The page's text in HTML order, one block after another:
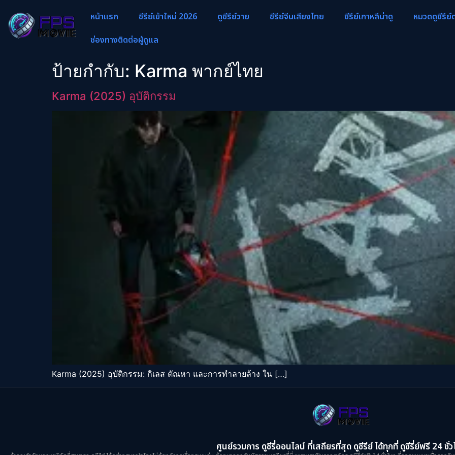
หน้าแรก ซีรีย์เข้าใหม่ 2026 ดูซีรีย์วาย ซีรีย์จีนเสียงไทย ซีรีย์เกาหลีน่าดู
หมวดดูซีรีย์
ช่องทางติดต่อผู้ดูแล
ป้ายกำกับ: Karma พากย์ไทย
Karma (2025) อุบัติกรรม
Karma (2025) อุบัติกรรม: กิเลส ตัณหา และการทำลายล้าง ใน […]
ศูนย์รวมการ ดูซีรี่ออนไลน์ ที่เสถียรที่สุด ดูซีรีย์ ได้ทุกที่ ดูซีรี่ย์ฟรี 24 ชั่ว